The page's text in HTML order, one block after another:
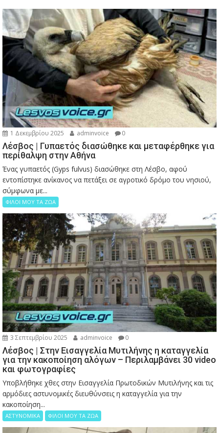
1 Δεκεμβρίου 2025 adminvoice 0
Λέσβος | Γυπαετός διασώθηκε και μεταφέρθηκε για
περίθαλψη στην Αθήνα
Ένας γυπαετός (Gyps fulvus) διασώθηκε στη Λέσβο, αφού
εντοπίστηκε ανίκανος να πετάξει σε αγροτικό δρόμο του νησιού,
σύμφωνα με...
ΦΙΛΟΙ ΜΟΥ ΤΑ ΖΩΑ
3 Σεπτεμβρίου 2025 adminvoice 0
Λέσβος | Στην Εισαγγελία Μυτιλήνης η καταγγελία
για την κακοποίηση αλόγων – Περιλαμβάνει 30 video
και φωτογραφίες
Υποβλήθηκε χθες στην Εισαγγελία Πρωτοδικών Μυτιλήνης και τις
αρμόδιες αστυνομικές διευθύνσεις η καταγγελία για την
κακοποίηση...
ΑΣΤΥΝΟΜΙΚΑ ΦΙΛΟΙ ΜΟΥ ΤΑ ΖΩΑ